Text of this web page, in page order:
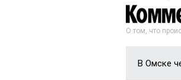
О том, что
В Омске